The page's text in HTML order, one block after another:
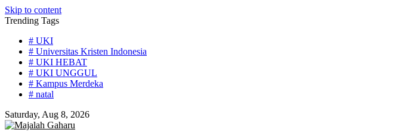
Skip to content
Trending Tags
# UKI
# Universitas Kristen Indonesia
# UKI HEBAT
# UKI UNGGUL
# Kampus Merdeka
# natal
Saturday, Aug 8, 2026